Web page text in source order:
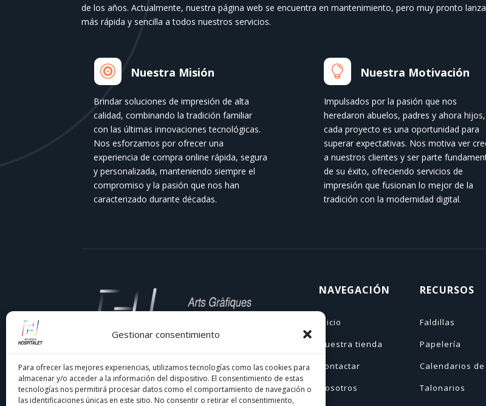
Gestionar consentimiento
Para ofrecer las mejores experiencias, utilizamos tecnologías como las cookies para
almacenar y/o acceder a la información del dispositivo. El consentimiento de estas
tecnologías nos permitirá procesar datos como el comportamiento de navegación o
las identificaciones únicas en este sitio. No consentir o retirar el consentimiento,
de los años. Actualmente, nuestra página web se encuentra en mantenimiento, pero muy pronto
más rápida y sencilla a todos nuestros servicios.
 Nuestra Misión
Brindar soluciones de impresión de alta
calidad, combinando la tradición familiar
con las últimas innovaciones tecnológicas.
Nos esforzamos por ofrecer una
experiencia de compra online rápida, segura
y personalizada, manteniendo siempre el
compromiso y la pasión que nos han
caracterizado durante décadas.
 Nuestra Motivación
Impulsados por la pasión que nos
heredaron abuelos, padres y ahora hijos,
cada proyecto es una oportunidad para
superar expectativas. Nos motiva ver
a nuestros clientes y ser parte
de su éxito, ofreciendo servicios de
impresión que fusionan lo mejor de la
tradición con la modernidad digital.
EnComercial Hospitalet, llevamos décadas
siendo tu imprenta de confianza en el
Barcelonés y el Baix Llobregat. Nuestra
NAVEGACIÓN
Inicio
Nuestra tienda
Contactar
Nosotros
RECURSOS
Faldillas
Papelería
Calendarios de
Talonarios